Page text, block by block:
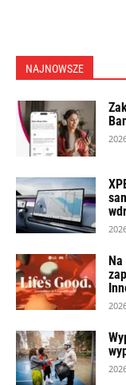
NAJNOWSZE